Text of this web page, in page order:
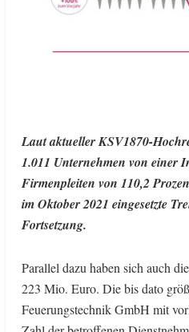
Laut aktueller KSV1870-
1.011 Unternehmen von einer
Firmenpleiten von 110,2
im Oktober 2021 eingesetzte
Fortsetzung.
Parallel dazu haben sich auch
223 Mio. Euro. Die bis dato
Feuerungstechnik GmbH mit